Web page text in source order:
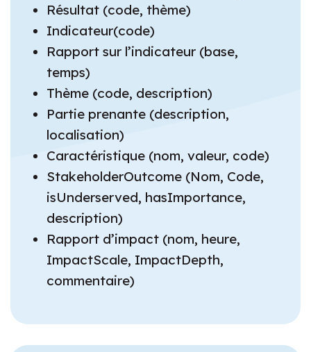
Résultat (code, thème)
Indicateur(code)
Rapport sur l’indicateur (base,
temps)
Thème (code, description)
Partie prenante (description,
localisation)
Caractéristique (nom, valeur, code)
StakeholderOutcome (Nom, Code,
isUnderserved, hasImportance,
description)
Rapport d’impact (nom, heure,
ImpactScale, ImpactDepth,
commentaire)